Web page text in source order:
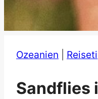
Ozeanien
Sandflies